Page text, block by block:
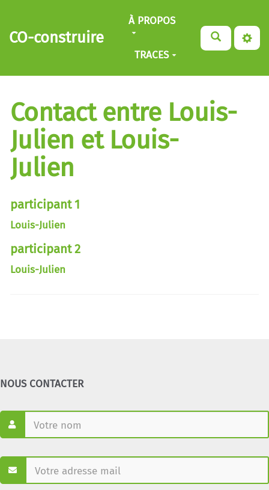
Aller au contenu principal
CO-construire
À PROPOS
TRACES
Contact entre Louis-
Julien et Louis-
Julien
participant 1
Louis-Julien
participant 2
Louis-Julien
NOUS CONTACTER